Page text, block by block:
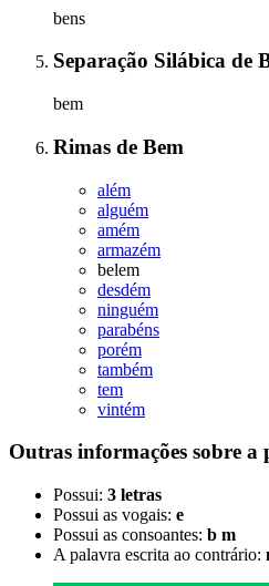
bens
Separação Silábica de
bem
Rimas de Bem
além
alguém
amém
armazém
belem
desdém
ninguém
parabéns
porém
também
tem
vintém
Outras informações sobre a
Possui: 3 letras
Possui as vogais: e
Possui as consoantes: b m
A palavra escrita ao contrário: